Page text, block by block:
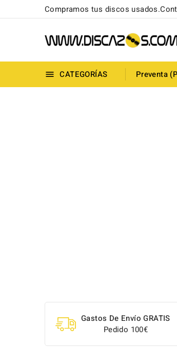
Compramos tus discos
 CATEGORÍAS Preventa
Gastos De Envío GRATIS
Pedido 100€